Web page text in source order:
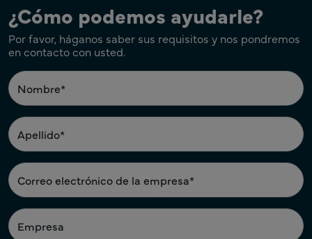
¿Cómo podemos ayudarle?
Por favor, háganos saber sus requisitos y nos pondremos
en contacto con usted.